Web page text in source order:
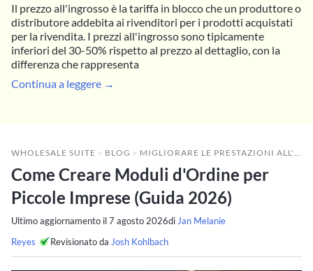
Il prezzo all'ingrosso è la tariffa in blocco che un produttore o
distributore addebita ai rivenditori per i prodotti acquistati
per la rivendita. I prezzi all'ingrosso sono tipicamente
inferiori del 30-50% rispetto al prezzo al dettaglio, con la
differenza che rappresenta
Continua a leggere →
WHOLESALE SUITE » BLOG » MIGLIORARE LE PRESTAZIONI ALL'INGROSSO
Come Creare Moduli d'Ordine per
Piccole Imprese (Guida 2026)
Ultimo aggiornamento il7 agosto 2026di Jan Melanie
Reyes
Revisionato da Josh Kohlbach